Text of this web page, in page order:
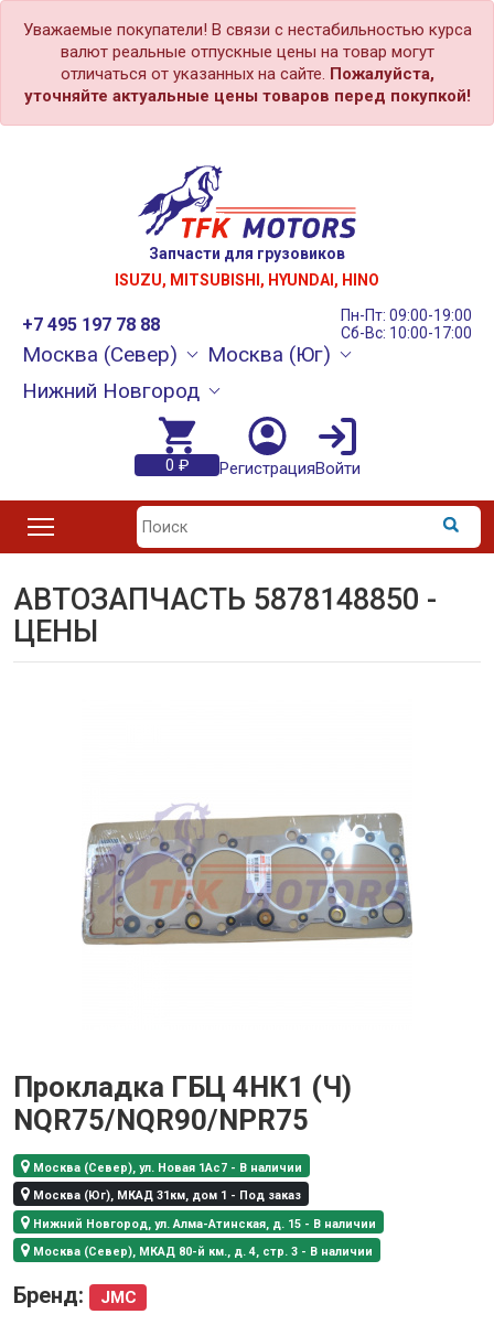
Уважаемые покупатели! В связи с нестабильностью курса
валют реальные отпускные цены на товар могут
отличаться от указанных на сайте. Пожалуйста,
уточняйте актуальные цены товаров перед покупкой!
Запчасти для грузовиков
ISUZU, MITSUBISHI, HYUNDAI, HINO
+7 495 197 78 88
Пн-Пт: 09:00-19:00
Сб-Вс: 10:00-17:00
Москва (Север)
Москва (Юг)
Нижний Новгород
0 ₽ РегистрацияВойти
АВТОЗАПЧАСТЬ 5878148850 -
ЦЕНЫ
Прокладка ГБЦ 4НК1 (Ч)
NQR75/NQR90/NPR75
Москва (Север), ул. Новая 1Ас7 - В наличии
Москва (Юг), МКАД 31км, дом 1 - Под заказ
Нижний Новгород, ул. Алма-Атинская, д. 15 - В наличии
Москва (Север), МКАД 80-й км., д. 4, стр. 3 - В наличии
Бренд: JMC